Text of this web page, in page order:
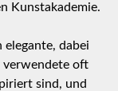
Kunstakademie.
elegante, dabei
verwendete oft
sind, und